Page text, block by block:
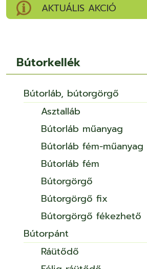
AKTUÁLIS AKCIÓ
Bútorkellék
Bútorláb, bútorgörgő
Asztalláb
Bútorláb műanyag
Bútorláb fém-műanyag
Bútorláb fém
Bútorgörgő
Bútorgörgő fix
Bútorgörgő fékezhető
Bútorpánt
Ráütődő